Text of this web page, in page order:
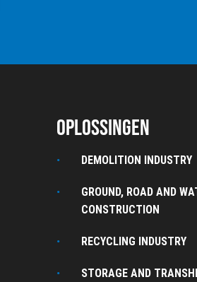
Oplossingen
DEMOLITION INDUSTRY
GROUND, ROAD AND
CONSTRUCTION
RECYCLING INDUSTRY
STORAGE AND